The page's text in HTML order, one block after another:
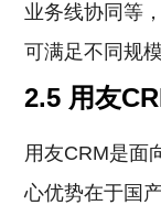
业务线协同等
可满足不同规
2.5 用友
用友CRM是面
心优势在于国